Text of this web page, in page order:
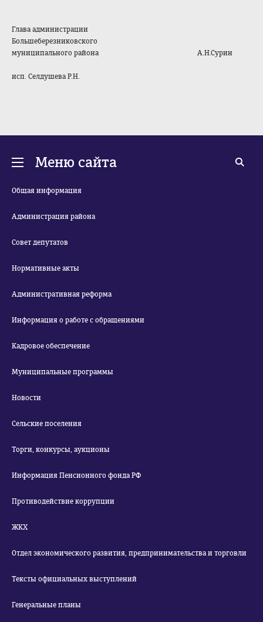
Глава администрации
Большеберезниковского
муниципального района А.Н.Сурин
исп. Селдушева Р.Н.
Меню сайта
Общая информация
Администрация района
Совет депутатов
Нормативные акты
Административная реформа
Информация о работе с обращениями
Кадровое обеспечение
Муниципальные программы
Новости
Сельские поселения
Торги, конкурсы, аукционы
Информация Пенсионного фонда РФ
Противодействие коррупции
ЖКХ
Отдел экономического развития, предпринимательства и торговли
Тексты официальных выступлений
Генеральные планы